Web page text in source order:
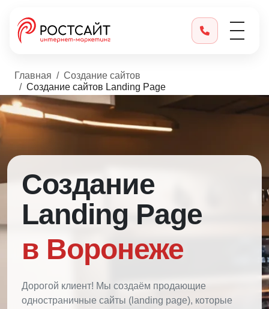
Главная
Создание сайтов
Создание сайтов Landing Page
Создание
Landing Page
в Воронеже
Дорогой клиент! Мы создаём продающие
одностраничные сайты (landing page), которые